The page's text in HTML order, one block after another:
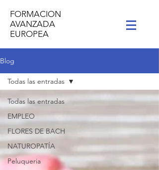
FORMACION
AVANZADA
EUROPEA
Blog
Todas las entradas
EMPLEO
FLORES DE BACH
NATUROPATÍA
Peluqueria
Todas las entradas